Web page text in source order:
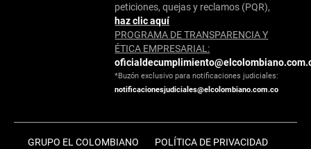
peticiones, quejas y reclamos (PQR),
haz clic aquí
PROGRAMA DE TRANSPARENCIA Y
ÉTICA EMPRESARIAL:
*Buzón exclusivo para notificaciones judiciales:
notificacionesjudiciales@elcolombiano.com.co
GRUPO EL COLOMBIANO POLÍTICA DE PRIVACIDAD